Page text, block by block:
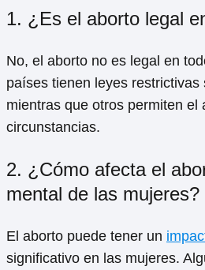
1. ¿Es el aborto legal
No, el aborto no es legal en
países tienen leyes restrictivas
mientras que otros permiten el
circunstancias.
2. ¿Cómo afecta el
mental de las mujeres?
El aborto puede tener un
significativo en las mujeres.